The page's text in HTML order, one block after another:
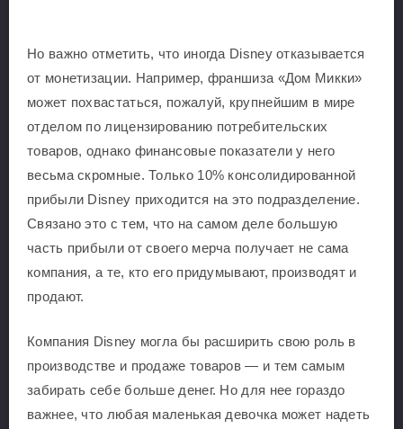
Но важно отметить, что иногда Disney отказывается
от монетизации. Например, франшиза «Дом Микки»
может похвастаться, пожалуй, крупнейшим в мире
отделом по лицензированию потребительских
товаров, однако финансовые показатели у него
весьма скромные. Только 10% консолидированной
прибыли Disney приходится на это подразделение.
Связано это с тем, что на самом деле большую
часть прибыли от своего мерча получает не сама
компания, а те, кто его придумывают, производят и
продают.
Компания Disney могла бы расширить свою роль в
производстве и продаже товаров — и тем самым
забирать себе больше денег. Но для нее гораздо
важнее, что любая маленькая девочка может надеть